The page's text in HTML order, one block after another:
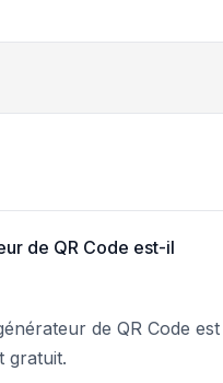
de QR Code est-il
de QR Code est
gratuit.